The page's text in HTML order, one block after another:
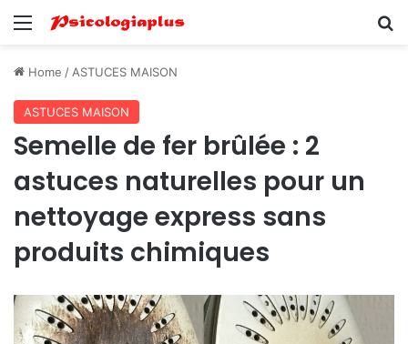
Menu
Home / ASTUCES MAISON
ASTUCES MAISON
Semelle de fer brûlée : 2
astuces naturelles pour un
nettoyage express sans
produits chimiques